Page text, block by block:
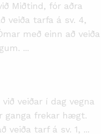
Miðtind, fór aðra
veiða tarfa á sv. 4,
með einn að veiða
...
veiðar í dag vegna
ganga frekar hægt.
veiða tarf á sv. 1, ...